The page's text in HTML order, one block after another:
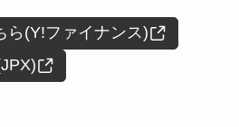
ら(Y!ファイナンス)